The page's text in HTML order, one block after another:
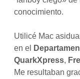
conocimiento.
Utilicé Mac
en el
QuarkXpress,
Me resultaban